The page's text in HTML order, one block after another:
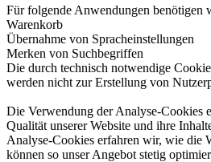
Für folgende Anwendungen benötigen
Warenkorb
Übernahme von Spracheinstellungen
Merken von Suchbegriffen
Die durch technisch notwendige
werden nicht zur Erstellung von
Die Verwendung der Analyse-Cookies
Qualität unserer Website und ihre
Analyse-Cookies erfahren wir, wie die
können so unser Angebot stetig